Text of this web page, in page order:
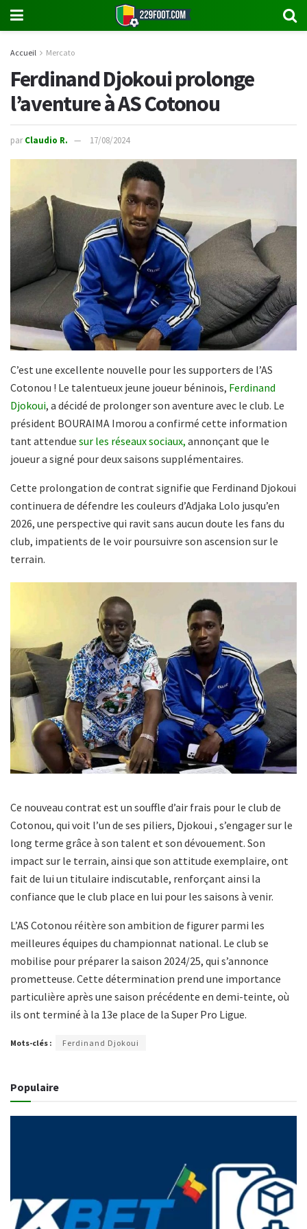
Accueil Mercato
Ferdinand Djokoui prolonge
l’aventure à AS Cotonou
par Claudio R. 17/08/2024
C’est une excellente nouvelle pour les supporters de l’AS
Cotonou ! Le talentueux jeune joueur béninois, Ferdinand
Djokoui, a décidé de prolonger son aventure avec le club. Le
président BOURAIMA Imorou a confirmé cette information
tant attendue sur les réseaux sociaux, annonçant que le
joueur a signé pour deux saisons supplémentaires.
Cette prolongation de contrat signifie que Ferdinand Djokoui
continuera de défendre les couleurs d’Adjaka Lolo jusqu’en
2026, une perspective qui ravit sans aucun doute les fans du
club, impatients de le voir poursuivre son ascension sur le
terrain.
Ce nouveau contrat est un souffle d’air frais pour le club de
Cotonou, qui voit l’un de ses piliers, Djokoui , s’engager sur le
long terme grâce à son talent et son dévouement. Son
impact sur le terrain, ainsi que son attitude exemplaire, ont
fait de lui un titulaire indiscutable, renforçant ainsi la
confiance que le club place en lui pour les saisons à venir.
L’AS Cotonou réitère son ambition de figurer parmi les
meilleures équipes du championnat national. Le club se
mobilise pour préparer la saison 2024/25, qui s’annonce
prometteuse. Cette détermination prend une importance
particulière après une saison précédente en demi-teinte, où
ils ont terminé à la 13e place de la Super Pro Ligue.
Mots-clés : Ferdinand Djokoui
Populaire